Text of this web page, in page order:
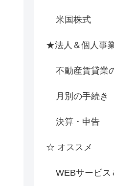
米国株式
★法人＆個人事
不動産賃貸業
月別の手続き
決算・申告
☆ オススメ
WEBサービス